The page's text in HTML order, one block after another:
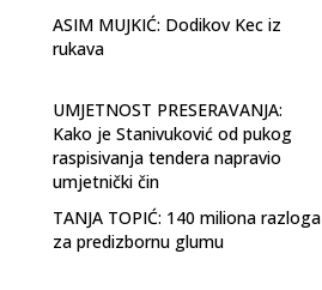
ASIM MUJKIĆ: Dodikov Kec iz
rukava
UMJETNOST PRESERAVANJA:
Kako je Stanivuković od pukog
raspisivanja tendera napravio
umjetnički čin
TANJA TOPIĆ: 140 miliona razloga
za predizbornu glumu